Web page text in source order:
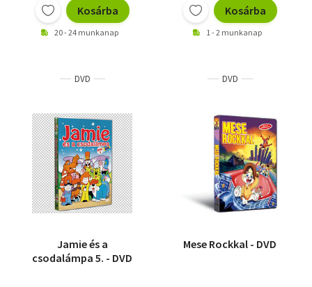
Kosárba
20 - 24 munkanap
Kosárba
1 - 2 munkanap
DVD
Jamie és a
csodalámpa 5. - DVD
DVD
Mese Rockkal - DVD